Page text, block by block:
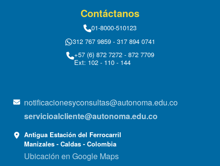
Contáctanos
01-8000-510123
312 767 9859 - 317 894 0741
+57 (6) 872 7272 - 872 7709
Ext: 102 - 110 - 144
notificacionesyconsultas@autonoma.edu.co
servicioalcliente@autonoma.edu.co
Antigua Estación del Ferrocarril
Manizales - Caldas - Colombia
Ubicación en Google Maps